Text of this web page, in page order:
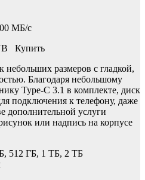
МБ/с
Купить
размеров с гладкой,
Благодаря небольшому
Type-C 3.1 в комплекте, диск
подключения к телефону, даже
дополнительной услуги
или надпись на корпусе
512 ГБ, 1 ТБ, 2 ТБ